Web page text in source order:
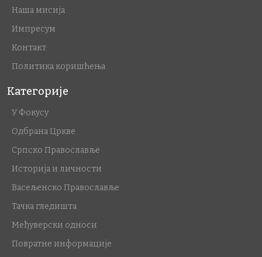
Наша мисија
Импресум
Контакт
Политика коришћења
Категорије
У Фокусу
Одбрана Цркве
Српско Православље
Историја и личности
Васељенско Православље
Тачка гледишта
Међуверски односи
Повратне информације